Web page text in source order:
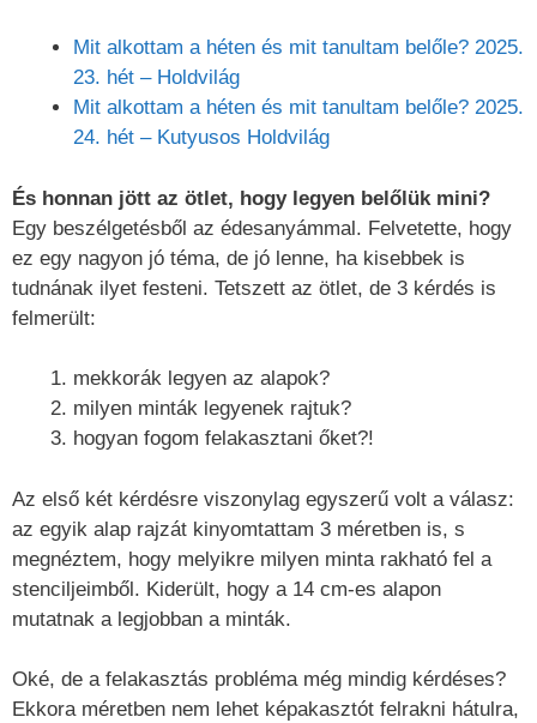
Mit alkottam a héten és mit tanultam belőle? 2025.
23. hét – Holdvilág
Mit alkottam a héten és mit tanultam belőle? 2025.
24. hét – Kutyusos Holdvilág
És honnan jött az ötlet, hogy legyen belőlük mini?
Egy beszélgetésből az édesanyámmal. Felvetette, hogy
ez egy nagyon jó téma, de jó lenne, ha kisebbek is
tudnának ilyet festeni. Tetszett az ötlet, de 3 kérdés is
felmerült:
mekkorák legyen az alapok?
milyen minták legyenek rajtuk?
hogyan fogom felakasztani őket?!
Az első két kérdésre viszonylag egyszerű volt a válasz:
az egyik alap rajzát kinyomtattam 3 méretben is, s
megnéztem, hogy melyikre milyen minta rakható fel a
stenciljeimből. Kiderült, hogy a 14 cm-es alapon
mutatnak a legjobban a minták.
Oké, de a felakasztás probléma még mindig kérdéses?
Ekkora méretben nem lehet képakasztót felrakni hátulra,